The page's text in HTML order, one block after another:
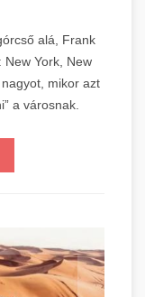
alá, Frank
York, New
mikor azt
a városnak.